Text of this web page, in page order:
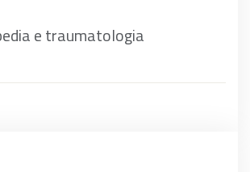
e traumatologia